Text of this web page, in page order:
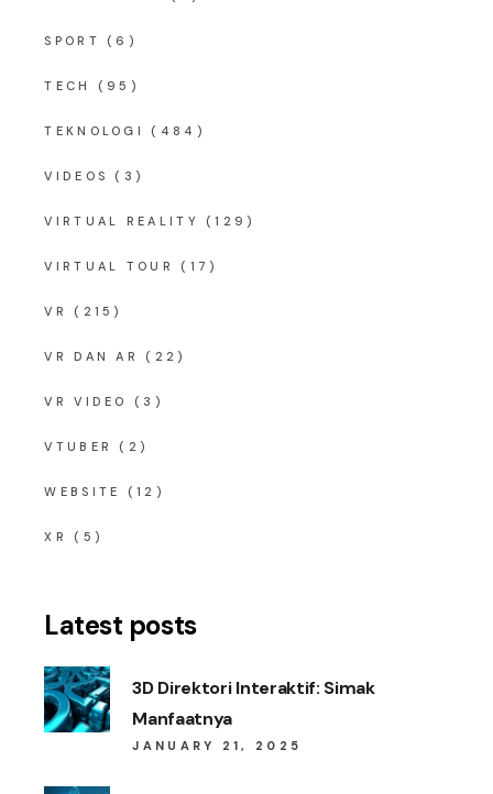
SPORT (6)
TECH (95)
TEKNOLOGI (484)
VIDEOS (3)
VIRTUAL REALITY (129)
VIRTUAL TOUR (17)
VR (215)
VR DAN AR (22)
VR VIDEO (3)
VTUBER (2)
WEBSITE (12)
XR (5)
Latest posts
3D Direktori Interaktif: Simak
Manfaatnya
JANUARY 21, 2025